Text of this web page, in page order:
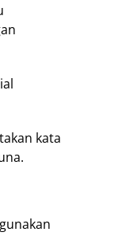
kata